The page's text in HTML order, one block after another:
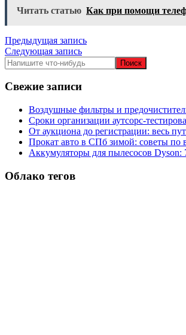
Читать статью Как при помощи
Навигация
по
записям
Предыдущая запись
Следующая запись
Свежие записи
Воздушные фильтры и
Сроки организации
От аукциона до регистрации: весь
Прокат авто в СПб зимой: советы по
Аккумуляторы для пылесосов
Облако тегов